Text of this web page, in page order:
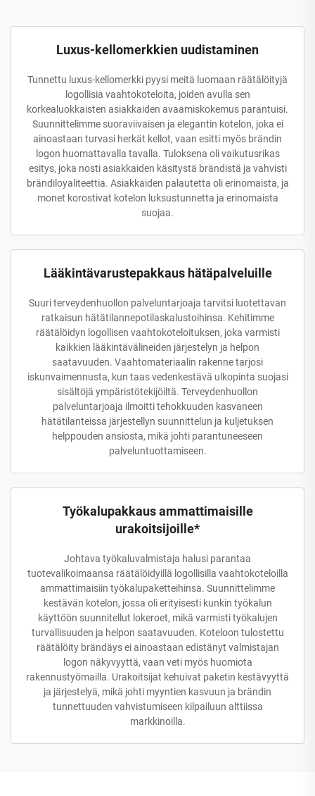
Luxus-kellomerkkien uudistaminen
Tunnettu luxus-kellomerkki pyysi meitä luomaan räätälöityjä
logollisia vaahtokoteloita, joiden avulla sen
korkealuokkaisten asiakkaiden avaamiskokemus parantuisi.
Suunnittelimme suoraviivaisen ja elegantin kotelon, joka ei
ainoastaan turvasi herkät kellot, vaan esitti myös brändin
logon huomattavalla tavalla. Tuloksena oli vaikutusrikas
esitys, joka nosti asiakkaiden käsitystä brändistä ja vahvisti
brändiloyaliteettia. Asiakkaiden palautetta oli erinomaista, ja
monet korostivat kotelon luksustunnetta ja erinomaista
suojaa.
Lääkintävarustepakkaus hätäpalveluille
Suuri terveydenhuollon palveluntarjoaja tarvitsi luotettavan
ratkaisun hätätilannepotilaskalustoihinsa. Kehitimme
räätälöidyn logollisen vaahtokoteloituksen, joka varmisti
kaikkien lääkintävälineiden järjestelyn ja helpon
saatavuuden. Vaahtomateriaalin rakenne tarjosi
iskunvaimennusta, kun taas vedenkestävä ulkopinta suojasi
sisältöjä ympäristötekijöiltä. Terveydenhuollon
palveluntarjoaja ilmoitti tehokkuuden kasvaneen
hätätilanteissa järjestellyn suunnittelun ja kuljetuksen
helppouden ansiosta, mikä johti parantuneeseen
palveluntuottamiseen.
Työkalupakkaus ammattimaisille
urakoitsijoille*
Johtava työkaluvalmistaja halusi parantaa
tuotevalikoimaansa räätälöidyillä logollisilla vaahtokoteloilla
ammattimaisiin työkalupaketteihinsa. Suunnittelimme
kestävän kotelon, jossa oli erityisesti kunkin työkalun
käyttöön suunnitellut lokeroet, mikä varmisti työkalujen
turvallisuuden ja helpon saatavuuden. Koteloon tulostettu
räätälöity brändäys ei ainoastaan edistänyt valmistajan
logon näkyvyyttä, vaan veti myös huomiota
rakennustyömailla. Urakoitsijat kehuivat paketin kestävyyttä
ja järjestelyä, mikä johti myyntien kasvuun ja brändin
tunnettuuden vahvistumiseen kilpailuun alttiissa
markkinoilla.